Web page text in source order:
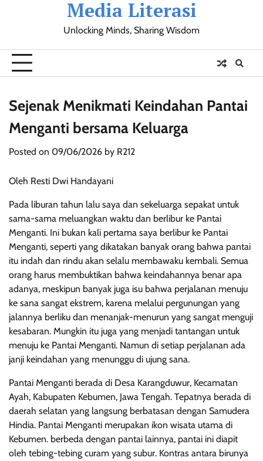
Media Literasi
Unlocking Minds, Sharing Wisdom
Pendidikan
SosialOlahraga
Resensi
Ulasan
Opini
Sejenak Menikmati Keindahan Pantai
Menganti bersama Keluarga
Posted on 09/06/2026 by R212
Oleh Resti Dwi Handayani
Pada liburan tahun lalu saya dan sekeluarga sepakat untuk
sama-sama meluangkan waktu dan berlibur ke Pantai
Menganti. Ini bukan kali pertama saya berlibur ke Pantai
Menganti, seperti yang dikatakan banyak orang bahwa pantai
itu indah dan rindu akan selalu membawaku kembali. Semua
orang harus membuktikan bahwa keindahannya benar apa
adanya, meskipun banyak juga isu bahwa perjalanan menuju
ke sana sangat ekstrem, karena melalui pergunungan yang
jalannya berliku dan menanjak-menurun yang sangat menguji
kesabaran. Mungkin itu juga yang menjadi tantangan untuk
menuju ke Pantai Menganti. Namun di setiap perjalanan ada
janji keindahan yang menunggu di ujung sana.
Pantai Menganti berada di Desa Karangduwur, Kecamatan
Ayah, Kabupaten Kebumen, Jawa Tengah. Tepatnya berada di
daerah selatan yang langsung berbatasan dengan Samudera
Hindia. Pantai Menganti merupakan ikon wisata utama di
Kebumen. berbeda dengan pantai lainnya, pantai ini diapit
oleh tebing-tebing curam yang subur. Kontras antara birunya